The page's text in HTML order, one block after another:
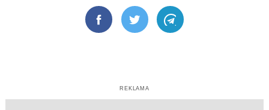
FacebookTwitter Telegram
REKLAMA